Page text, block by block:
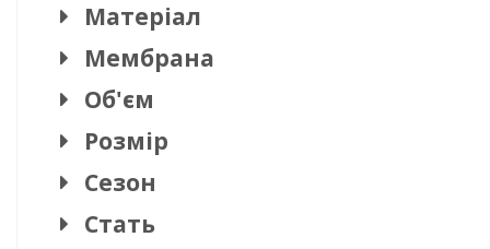
Матеріал
Мембрана
Об'єм
Розмір
Сезон
Стать